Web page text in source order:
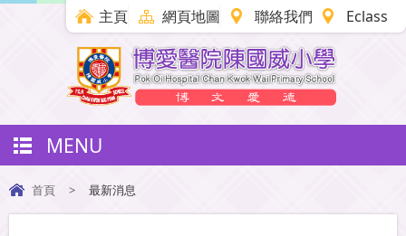
主頁 網頁地圖 聯絡我們 Eclass
MENU
首頁 > 最新消息